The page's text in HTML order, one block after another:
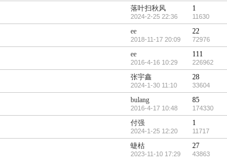
落叶扫秋风
2024-2-25 22:36
1
11630
ee
2018-11-17 20:09
22
72976
ee
2016-4-16 10:29
111
226962
张宇鑫
2024-1-30 11:10
28
33604
bulang
2016-4-17 10:48
85
174330
付强
2024-1-25 12:20
1
11717
蜨枯
2023-11-10 17:29
27
43863